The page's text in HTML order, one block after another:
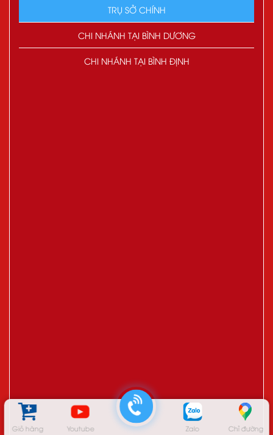
Giỏ hàng Youtube Zalo Chỉ đường
TRỤ SỞ CHÍNH
CHI NHÁNH TẠI BÌNH DƯƠNG
CHI NHÁNH TẠI BÌNH ĐỊNH